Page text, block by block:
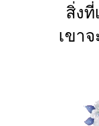
สิ่ง
เขา